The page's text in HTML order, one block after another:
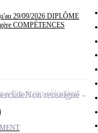
29/09/2026 DIPLÔME
COMPÉTENCES
Non renseigné
offre à ma sélection